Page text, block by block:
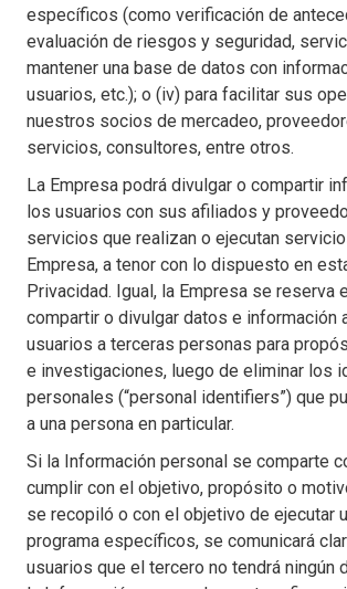
específicos (como verificación de
evaluación de riesgos y seguridad,
mantener una base de datos con
usuarios, etc.); o (iv) para facilitar sus
nuestros socios de mercadeo,
servicios, consultores, entre otros.
La Empresa podrá divulgar o compartir
los usuarios con sus afiliados y
servicios que realizan o ejecutan
Empresa, a tenor con lo dispuesto en
Privacidad. Igual, la Empresa se reserva
compartir o divulgar datos e información
usuarios a terceras personas para
e investigaciones, luego de eliminar los
personales (“personal identifiers”) que
a una persona en particular.
Si la Información personal se comparte
cumplir con el objetivo, propósito o
se recopiló o con el objetivo de ejecutar
programa específicos, se comunicará
usuarios que el tercero no tendrá ningún